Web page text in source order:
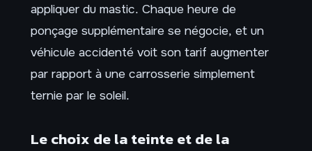
appliquer du mastic. Chaque heure de
ponçage supplémentaire se négocie, et un
véhicule accidenté voit son tarif augmenter
par rapport à une carrosserie simplement
ternie par le soleil.
Le choix de la teinte et de la